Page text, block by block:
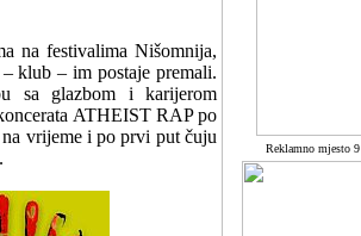
na festivalima Nišomnija,
klub – im postaje premali.
sa glazbom i karijerom
ATHEIST RAP po
vrijeme i po prvi put čuju
Reklamno mjesto 9